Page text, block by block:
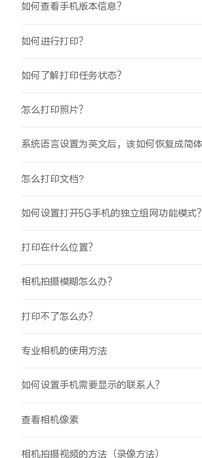
如何查看手机版本信息？
如何进行打印？
如何了解打印任务状态？
怎么打印照片？
系统语言设置为英文后，该如何恢复成简体
怎么打印文档?
如何设置打开5G手机的独立组网功能模式？
打印在什么位置？
相机拍摄模糊怎么办？
打印不了怎么办？
专业相机的使用方法
如何设置手机需要显示的联系人？
查看相机像素
相机拍摄视频的方法（录像方法）